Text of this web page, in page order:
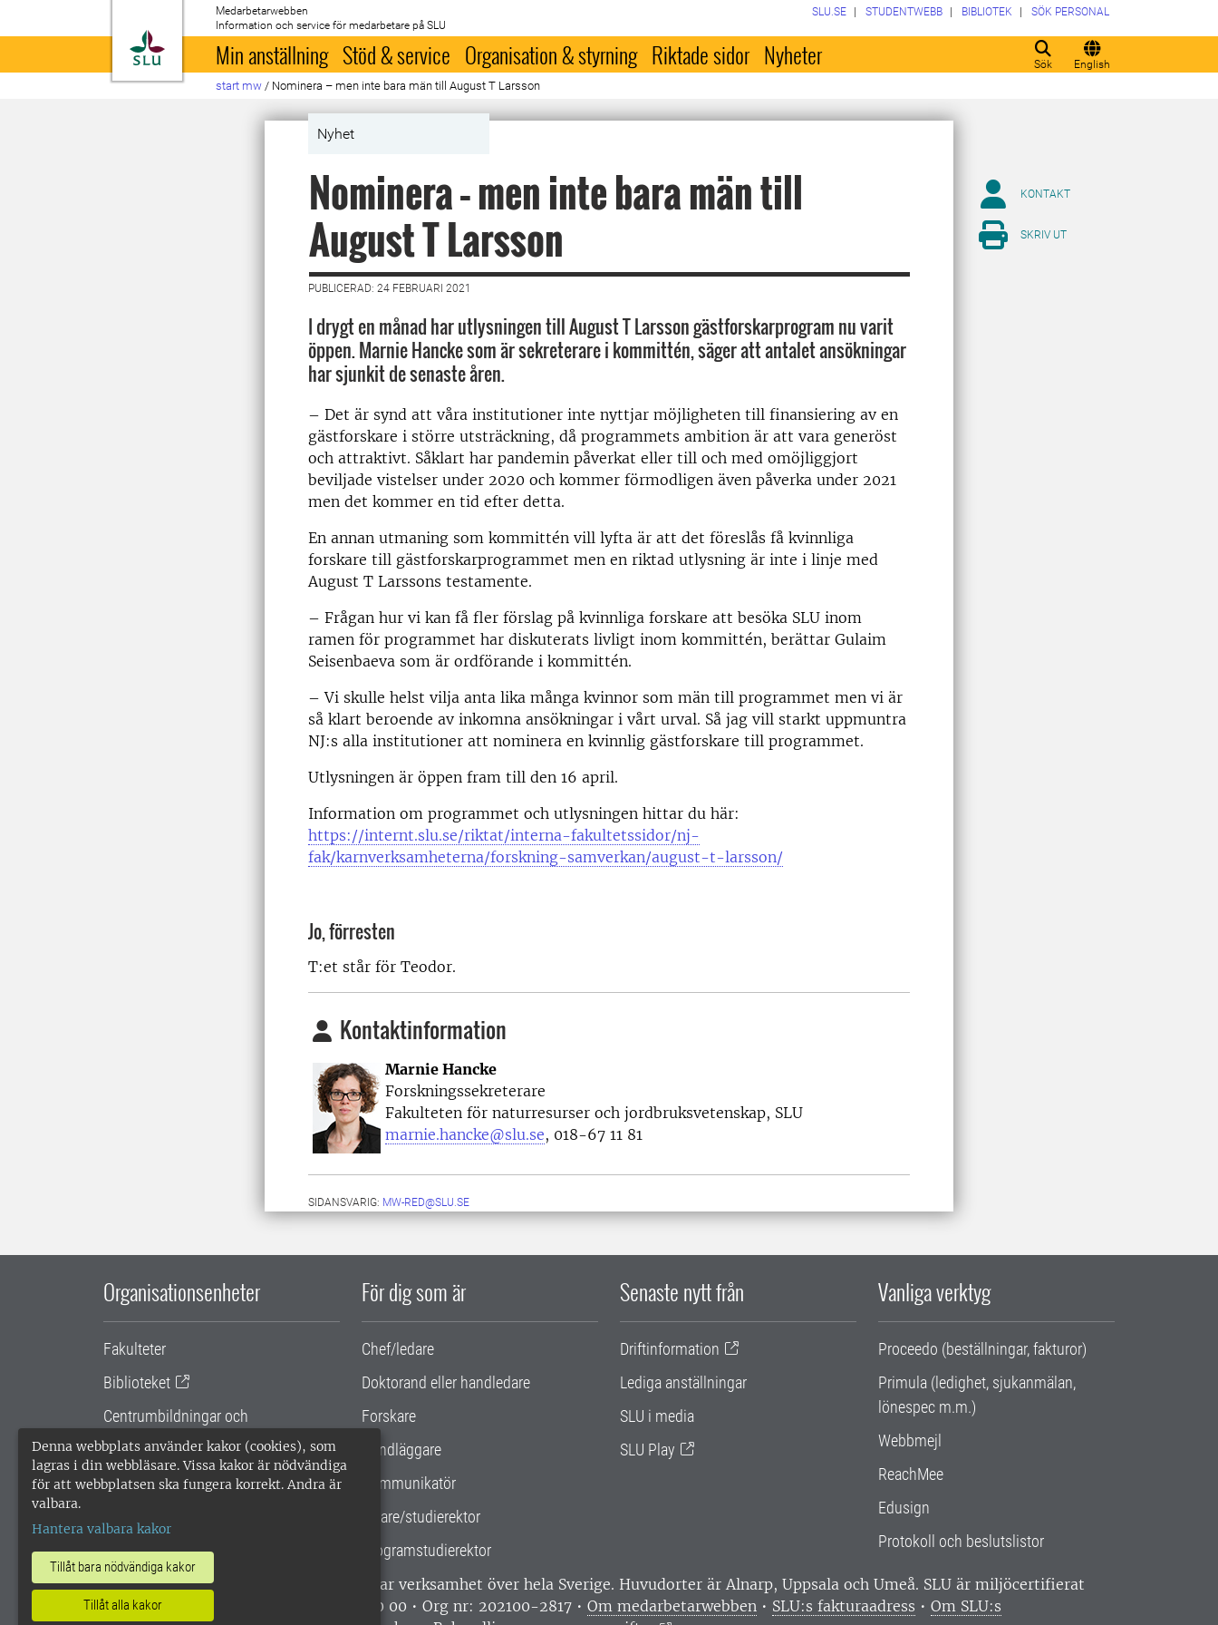
Denna webbplats använder kakor (cookies), som
lagras i din webbläsare. Vissa kakor är nödvändiga
för att webbplatsen ska fungera korrekt. Andra är
valbara.
Hantera valbara kakor
Tillåt bara nödvändiga kakor
Tillåt alla kakor
Till startsida
Medarbetarwebben
Information och service för medarbetare på SLU
Sök English
SLU.SE STUDENTWEBB BIBLIOTEK SÖK PERSONAL
Min anställning Stöd & service Organisation & styrning Riktade sidor Nyheter
start mw / Nominera – men inte bara män till August T Larsson
Nyhet
Nominera – men inte bara män till
August T Larsson
PUBLICERAD: 24 FEBRUARI 2021
I drygt en månad har utlysningen till August T Larsson gästforskarprogram nu varit
öppen. Marnie Hancke som är sekreterare i kommittén, säger att antalet ansökningar
har sjunkit de senaste åren.
– Det är synd att våra institutioner inte nyttjar möjligheten till finansiering av en
gästforskare i större utsträckning, då programmets ambition är att vara generöst
och attraktivt. Såklart har pandemin påverkat eller till och med omöjliggjort
beviljade vistelser under 2020 och kommer förmodligen även påverka under 2021
men det kommer en tid efter detta.
En annan utmaning som kommittén vill lyfta är att det föreslås få kvinnliga
forskare till gästforskarprogrammet men en riktad utlysning är inte i linje med
August T Larssons testamente.
– Frågan hur vi kan få fler förslag på kvinnliga forskare att besöka SLU inom
ramen för programmet har diskuterats livligt inom kommittén, berättar Gulaim
Seisenbaeva som är ordförande i kommittén.
– Vi skulle helst vilja anta lika många kvinnor som män till programmet men vi är
så klart beroende av inkomna ansökningar i vårt urval. Så jag vill starkt uppmuntra
NJ:s alla institutioner att nominera en kvinnlig gästforskare till programmet.
Utlysningen är öppen fram till den 16 april.
Information om programmet och utlysningen hittar du här:
https://internt.slu.se/riktat/interna-fakultetssidor/nj-
fak/karnverksamheterna/forskning-samverkan/august-t-larsson/
Jo, förresten
T:et står för Teodor.
Kontaktinformation
Marnie Hancke
Forskningssekreterare
Fakulteten för naturresurser och jordbruksvetenskap, SLU
marnie.hancke@slu.se, 018-67 11 81
SIDANSVARIG: MW-RED@SLU.SE
KONTAKT
SKRIV UT
Organisationsenheter
Fakulteter
Biblioteket
Centrumbildningar och
samarbetsprojekt
Gemensamma verksamhetsstödet
För dig som är
Chef/ledare
Doktorand eller handledare
Forskare
Handläggare
Kommunikatör
Lärare/studierektor
Programstudierektor
Senaste nytt från
Driftinformation
Lediga anställningar
SLU i media
SLU Play
Vanliga verktyg
Proceedo (beställningar, fakturor)
Primula (ledighet, sjukanmälan,
lönespec m.m.)
Webbmejl
ReachMee
Edusign
Protokoll och beslutslistor
SLU, Sveriges lantbruksuniversitet, har verksamhet över hela Sverige. Huvudorter är Alnarp, Uppsala och Umeå. SLU är miljöcertifierat
enligt ISO 14001. •
Telefon: 018-67 10 00 • Org nr: 202100-2817 • Om medarbetarwebben • SLU:s fakturaadress • Om SLU:s